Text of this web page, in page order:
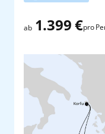
ab 1.399 €pro